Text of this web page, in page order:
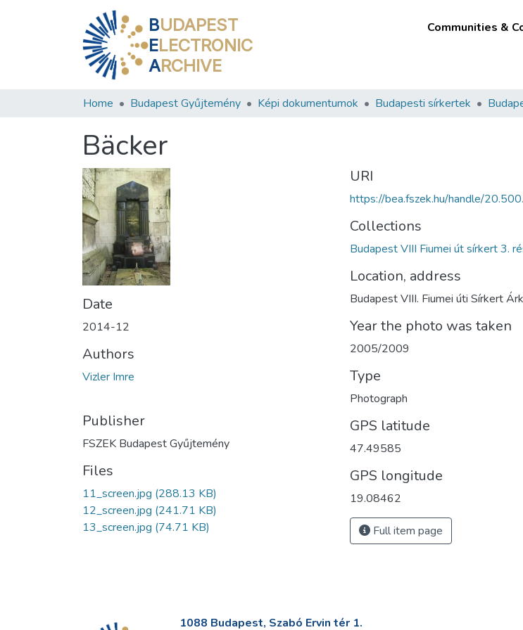
BUDAPEST
ELECTRONIC
ARCHIVE
Communities &
Home Budapest Gyűjtemény Képi dokumentumok Budapesti sírkertek
Bäcker
Date
2014-12
Authors
Vizler Imre
Publisher
FSZEK Budapest Gyűjtemény
Files
11_screen.jpg (288.13 KB)
12_screen.jpg (241.71 KB)
13_screen.jpg (74.71 KB)
URI
https://bea.fszek.hu/handle/
Collections
Budapest VIII Fiumei út sírkert 3.
Location, address
Budapest VIII. Fiumei úti Sírkert
Year the photo was taken
2005/2009
Type
Photograph
GPS latitude
47.49585
GPS longitude
19.08462
Full item page
1088 Budapest, Szabó Ervin tér 1.